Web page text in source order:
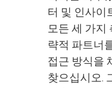
터 및 인사이
모든 세 가지
략적 파트너
접근 방식을
찾으십시오.